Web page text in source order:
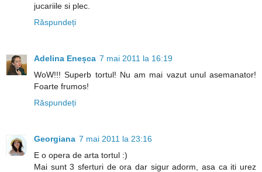
jucariile si plec.
Răspundeți
Adelina Eneșca 7 mai 2011 la 16:19
WoW!!! Superb tortul! Nu am mai vazut unul asemanator!
Foarte frumos!
Răspundeți
Georgiana 7 mai 2011 la 23:16
E o opera de arta tortul :)
Mai sunt 3 sferturi de ora dar sigur adorm, asa ca iti urez